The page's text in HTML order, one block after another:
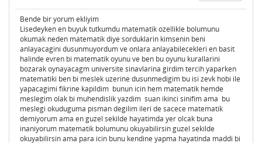
Bende bir yorum ekliyim
Lisedeyken en buyuk tutkumdu matematik ozellikle bolumunu
okumak neden matematik diye sorduklarin kimsenin beni
anlayacagini dusunmuyordum ve onlara anlayabilecekleri en basit
halinde evren bi matematik oyunu ve ben bu oyunu kurallarini
bozarak oynayacagm universite sinavlarina girdim tercih yaparken
matematiki ben bi meslek uzerine dusunmedigim bu isi zevk hobi ile
yapacagimi fikrine kapildim bunun icin hem matematik hemde
meslegim olak bi muhendislik yazdim suan ikinci sinifim ama bu
meslegi okuduguma pisman degilim ileri de sacece matematik
demiyorum ama en guzel sekilde hayatimda yer olcak buna
inaniyorum matematik bolumunu okuyabilirsin guzel sekilde
okuyabilirsin ama para icin bunu kendine yapma hayatinda maddi bi